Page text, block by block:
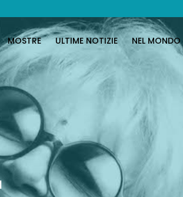
MOSTRE ULTIME NOTIZIE NEL MONDO